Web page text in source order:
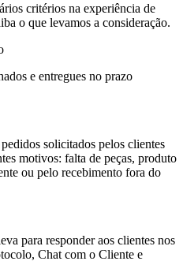
critérios na experiência de
o que levamos a consideração.
e entregues no prazo
solicitados pelos clientes
motivos: falta de peças, produto
ou pelo recebimento fora do
para responder aos clientes nos
Chat com o Cliente e